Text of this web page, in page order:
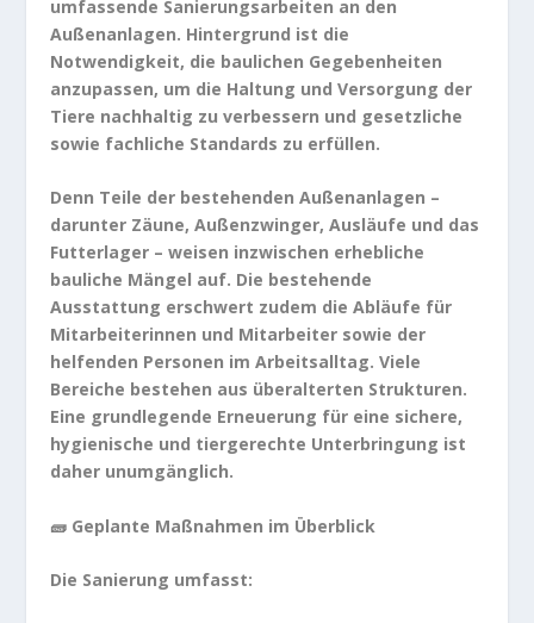
umfassende Sanierungsarbeiten an den
Außenanlagen. Hintergrund ist die
Notwendigkeit, die baulichen Gegebenheiten
anzupassen, um die Haltung und Versorgung der
Tiere nachhaltig zu verbessern und gesetzliche
sowie fachliche Standards zu erfüllen.
Denn Teile der bestehenden Außenanlagen –
darunter Zäune, Außenzwinger, Ausläufe und das
Futterlager – weisen inzwischen erhebliche
bauliche Mängel auf. Die bestehende
Ausstattung erschwert zudem die Abläufe für
Mitarbeiterinnen und Mitarbeiter sowie der
helfenden Personen im Arbeitsalltag. Viele
Bereiche bestehen aus überalterten Strukturen.
Eine grundlegende Erneuerung für eine sichere,
hygienische und tiergerechte Unterbringung ist
daher unumgänglich.
🧱 Geplante Maßnahmen im Überblick
Die Sanierung umfasst: